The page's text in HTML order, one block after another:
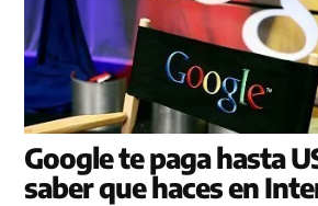
Google te paga hasta
saber que haces en